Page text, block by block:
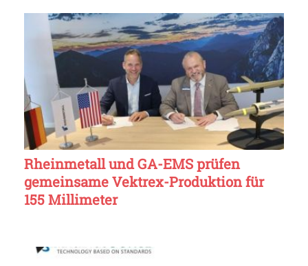
Rheinmetall und GA-EMS prüfen
gemeinsame Vektrex-Produktion für
155 Millimeter